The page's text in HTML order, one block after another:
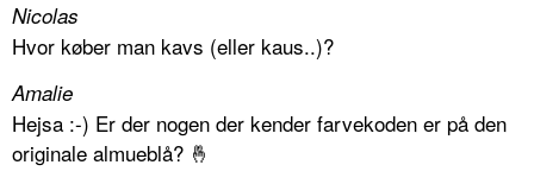
Nicolas
Hvor køber man kavs (eller kaus..)?
Amalie
Hejsa :-) Er der nogen der kender farvekoden er på den
originale almueblå? 🤞